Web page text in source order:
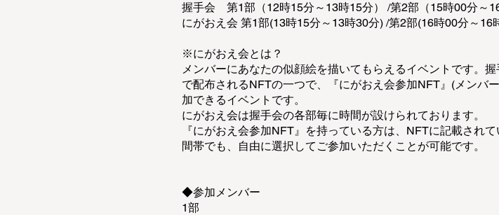
握手会 第1部（12時15分～13時15分） /第2部（15時00分～16
にがおえ会 第1部(13時15分～13時30分) /第2部(16時00分～16
※にがおえ会とは？
メンバーにあなたの似顔絵を描いてもらえるイベントです。
で配布されるNFTの一つで、『にがおえ会参加NFT』(メンバ
加できるイベントです。
にがおえ会は握手会の各部毎に時間が設けられております。
『にがおえ会参加NFT』を持っている方は、NFTに記載され
間帯でも、自由に選択してご参加いただくことが可能です。
◆参加メンバー
1部